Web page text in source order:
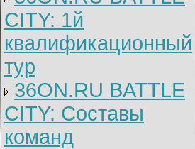
CITY: 1й
квалификационный
тур
36ON.RU BATTLE
CITY: Составы
команд